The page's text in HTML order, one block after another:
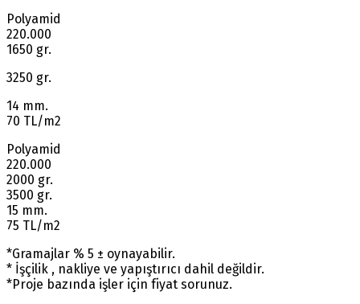
Polyamid
220.000
1650 gr.
3250 gr.
14 mm.
70 TL/m2
Polyamid
220.000
2000 gr.
3500 gr.
15 mm.
75 TL/m2
*Gramajlar % 5 ± oynayabilir.
* İşçilik , nakliye ve yapıştırıcı dahil değildir.
*Proje bazında işler için fiyat sorunuz.